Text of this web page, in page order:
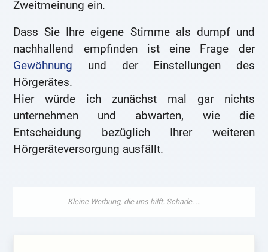
Zweitmeinung ein.
Dass Sie Ihre eigene Stimme als dumpf und
nachhallend empfinden ist eine Frage der
Gewöhnung und der Einstellungen des
Hörgerätes.
Hier würde ich zunächst mal gar nichts
unternehmen und abwarten, wie die
Entscheidung bezüglich Ihrer weiteren
Hörgeräteversorgung ausfällt.